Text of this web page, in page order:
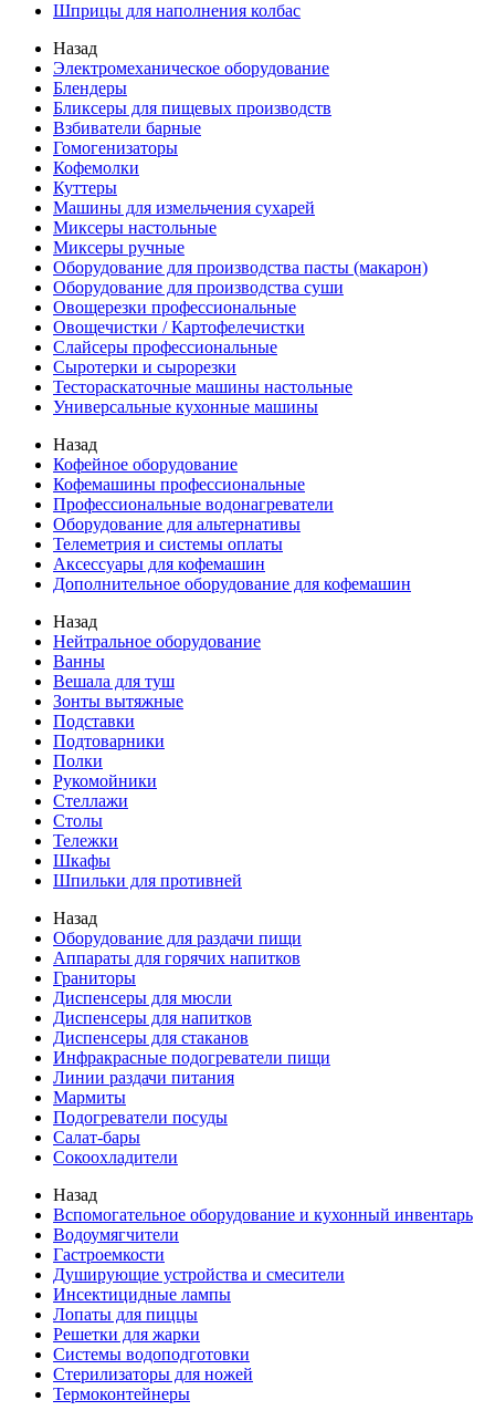
Шприцы для наполнения колбас
Назад
Электромеханическое оборудование
Блендеры
Бликсеры для пищевых производств
Взбиватели барные
Гомогенизаторы
Кофемолки
Куттеры
Машины для измельчения сухарей
Миксеры настольные
Миксеры ручные
Оборудование для производства пасты (макарон)
Оборудование для производства суши
Овощерезки профессиональные
Овощечистки / Картофелечистки
Слайсеры профессиональные
Сыротерки и сырорезки
Тестораскаточные машины настольные
Универсальные кухонные машины
Назад
Кофейное оборудование
Кофемашины профессиональные
Профессиональные водонагреватели
Оборудование для альтернативы
Телеметрия и системы оплаты
Аксессуары для кофемашин
Дополнительное оборудование для кофемашин
Назад
Нейтральное оборудование
Ванны
Вешала для туш
Зонты вытяжные
Подставки
Подтоварники
Полки
Рукомойники
Стеллажи
Столы
Тележки
Шкафы
Шпильки для противней
Назад
Оборудование для раздачи пищи
Аппараты для горячих напитков
Граниторы
Диспенсеры для мюсли
Диспенсеры для напитков
Диспенсеры для стаканов
Инфракрасные подогреватели пищи
Линии раздачи питания
Мармиты
Подогреватели посуды
Салат-бары
Сокоохладители
Назад
Вспомогательное оборудование и кухонный инвентарь
Водоумягчители
Гастроемкости
Душирующие устройства и смесители
Инсектицидные лампы
Лопаты для пиццы
Решетки для жарки
Системы водоподготовки
Стерилизаторы для ножей
Термоконтейнеры